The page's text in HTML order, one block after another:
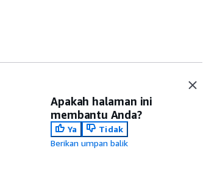
Apakah halaman ini
membantu Anda?
Ya
Tidak
Berikan umpan balik